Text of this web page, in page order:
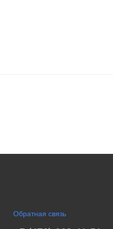
Обратная связь